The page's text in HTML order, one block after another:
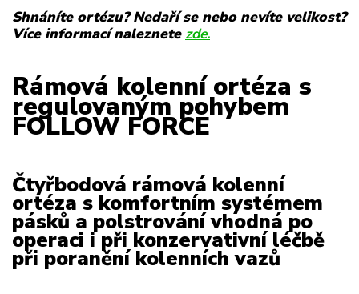
Shnáníte ortézu? Nedaří se nebo nevíte velikost?
Více informací naleznete zde.
Rámová kolenní ortéza s
regulovaným pohybem
FOLLOW FORCE
Čtyřbodová rámová kolenní
ortéza s komfortním systémem
pásků a polstrování vhodná po
operaci i při konzervativní léčbě
při poranění kolenních vazů